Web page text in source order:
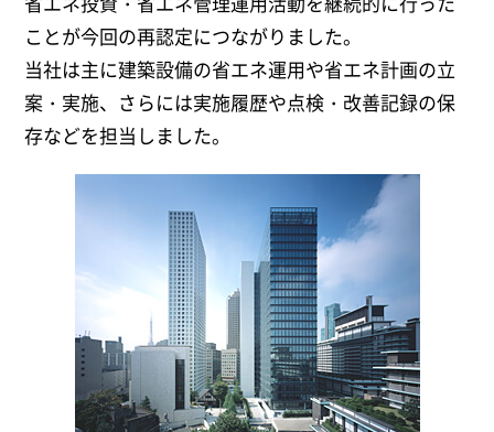
ことが今回の再認定につながりました。
当社は主に建築設備の省エネ運用や省エネ計画の立
案・実施、さらには実施履歴や点検・改善記録の保
存などを担当しました。